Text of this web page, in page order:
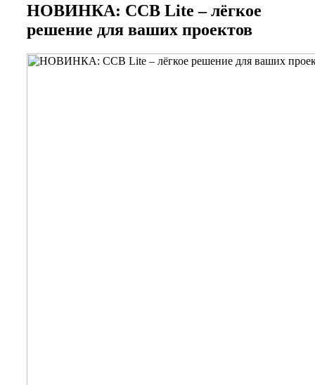
НОВИНКА: ССВ Lite – лёгкое
решение для ваших проектов